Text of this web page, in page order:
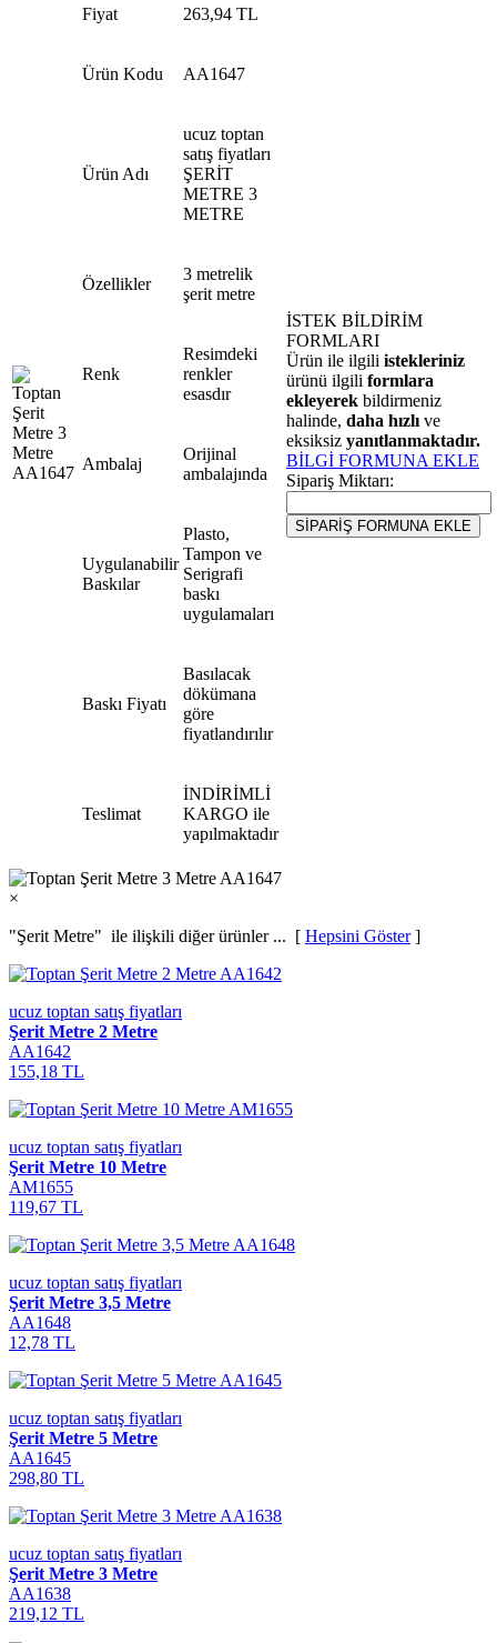
Fiyat 263,94 TL
Ürün Kodu AA1647
Ürün Adı
ucuz toptan
satış fiyatları
ŞERİT
METRE 3
METRE
Özellikler
3 metrelik
şerit metre
Renk
Resimdeki
renkler
esasdır
Ambalaj
Orijinal
ambalajında
Uygulanabilir
Baskılar
Plasto,
Tampon ve
Serigrafi
baskı
uygulamaları
Baskı Fiyatı
Basılacak
dökümana
göre
fiyatlandırılır
Teslimat
İNDİRİMLİ
KARGO ile
yapılmaktadır
İSTEK BİLDİRİM
FORMLARI
Ürün ile ilgili istekleriniz
ürünü ilgili formlara
ekleyerek bildirmeniz
halinde, daha hızlı ve
eksiksiz yanıtlanmaktadır.
BİLGİ FORMUNA EKLE
Sipariş Miktarı:
×
"Şerit Metre" ile ilişkili diğer ürünler ... [ Hepsini Göster]
ucuz toptan satış fiyatları
Şerit Metre 2 Metre
AA1642
155,18 TL
ucuz toptan satış fiyatları
Şerit Metre 10 Metre
AM1655
119,67 TL
ucuz toptan satış fiyatları
Şerit Metre 3,5 Metre
AA1648
12,78 TL
ucuz toptan satış fiyatları
Şerit Metre 5 Metre
AA1645
298,80 TL
ucuz toptan satış fiyatları
Şerit Metre 3 Metre
AA1638
219,12 TL